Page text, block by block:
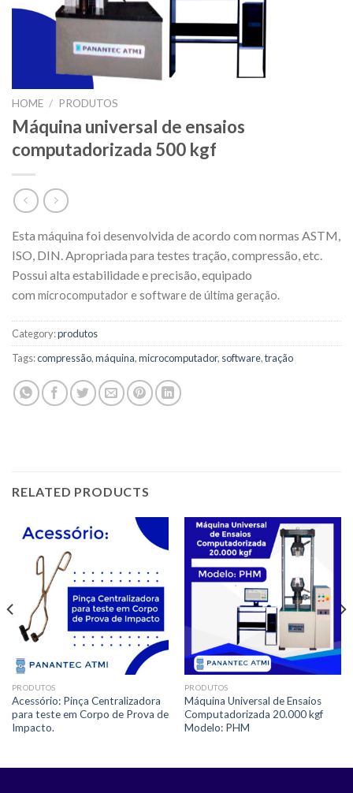
HOME / PRODUTOS
Máquina universal de ensaios
computadorizada 500 kgf
Esta máquina foi desenvolvida de acordo com normas ASTM,
ISO, DIN. Apropriada para testes tração, compressão, etc.
Possui alta estabilidade e precisão, equipado
com microcomputador e software de última geração.
Category:produtos
Tags:compressão,máquina,microcomputador, software,tração
RELATED PRODUCTS
PRODUTOS
Acessório: Pinça Centralizadora
para teste em Corpo de Prova de
Impacto.
PRODUTOS
Máquina Universal de Ensaios
Computadorizada 20.000 kgf
Modelo: PHM